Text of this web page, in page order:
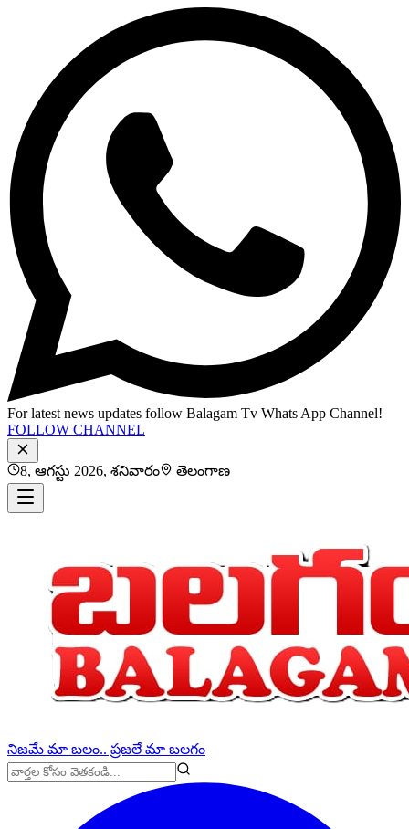
For latest news updates follow Balagam Tv Whats App Channel!
FOLLOW CHANNEL
8, ఆగస్టు 2026, శనివారం తెలంగాణ
నిజమే మా బలం.. ప్రజలే మా బలగం